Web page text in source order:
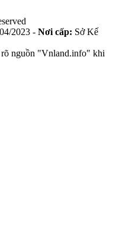
2023 - Nơi cấp: Sở Kế
rõ nguồn "Vnland.info" khi